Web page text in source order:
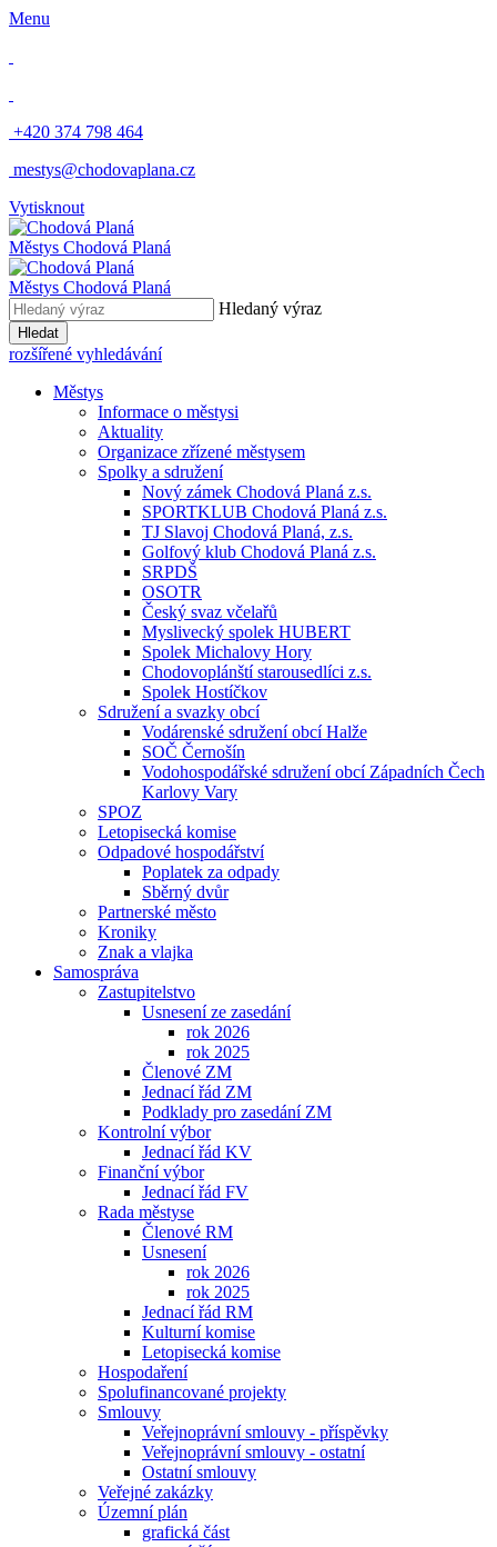
Menu
+420 374 798 464
mestys@chodovaplana.cz
Vytisknout
Městys Chodová Planá
Městys Chodová Planá
Hledaný výraz
Hledat
rozšířené vyhledávání
Městys
Informace o městysi
Aktuality
Organizace zřízené městysem
Spolky a sdružení
Nový zámek Chodová Planá z.s.
SPORTKLUB Chodová Planá z.s.
TJ Slavoj Chodová Planá, z.s.
Golfový klub Chodová Planá z.s.
SRPDŠ
OSOTR
Český svaz včelařů
Myslivecký spolek HUBERT
Spolek Michalovy Hory
Chodovoplánští starousedlíci z.s.
Spolek Hostíčkov
Sdružení a svazky obcí
Vodárenské sdružení obcí Halže
SOČ Černošín
Vodohospodářské sdružení obcí Západních Čech
Karlovy Vary
SPOZ
Letopisecká komise
Odpadové hospodářství
Poplatek za odpady
Sběrný dvůr
Partnerské město
Kroniky
Znak a vlajka
Samospráva
Zastupitelstvo
Usnesení ze zasedání
rok 2026
rok 2025
Členové ZM
Jednací řád ZM
Podklady pro zasedání ZM
Kontrolní výbor
Jednací řád KV
Finanční výbor
Jednací řád FV
Rada městyse
Členové RM
Usnesení
rok 2026
rok 2025
Jednací řád RM
Kulturní komise
Letopisecká komise
Hospodaření
Spolufinancované projekty
Smlouvy
Veřejnoprávní smlouvy - příspěvky
Veřejnoprávní smlouvy - ostatní
Ostatní smlouvy
Veřejné zakázky
Územní plán
grafická část